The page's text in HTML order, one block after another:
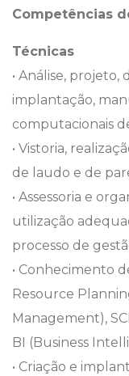
Competências
Técnicas
• Análise,
implantação,
computacionais
• Vistoria,
de laudo e de
• Assessoria e
utilização
processo de
• Conhecimento
Resource
Management),
BI (Business
• Criação e